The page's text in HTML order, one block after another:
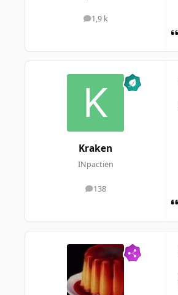
1,9 k
messages
Kraken
INpactien
138
messages